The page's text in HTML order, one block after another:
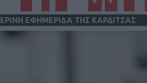
ΕΦΗΜΕΡΙΔΑ ΤΗΣ ΚΑΡΔΙΤΣΑΣ